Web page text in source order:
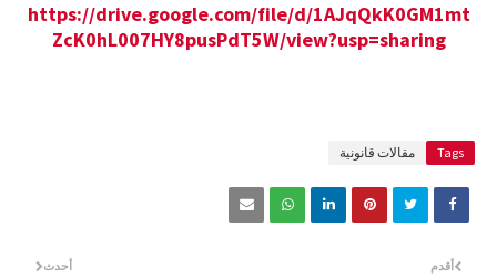
https://drive.google.com/file/d/1AJqQkK0GM1mt
ZcK0hL007HY8pusPdT5W/view?usp=sharing
Tags مقالات قانونية
أحدث أقدم